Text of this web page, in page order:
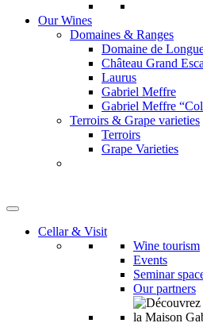
Our Wines
Domaines & Ranges
Domaine de
Château Grand
Laurus
Gabriel Meffre
Gabriel Meffre
Terroirs & Grape varieties
Terroirs
Grape Varieties
Cellar & Visit
Wine tourism
Events
Seminar
Our partners